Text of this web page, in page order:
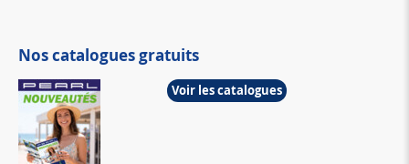
Nos catalogues gratuits
Voir les catalogues